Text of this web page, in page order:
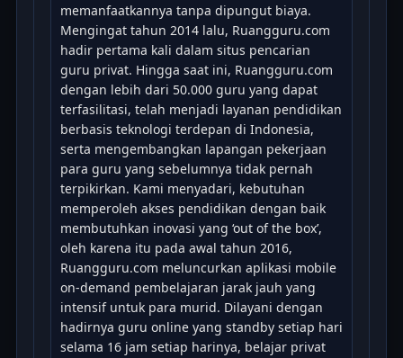
memanfaatkannya tanpa dipungut biaya.
Mengingat tahun 2014 lalu, Ruangguru.com
hadir pertama kali dalam situs pencarian
guru privat. Hingga saat ini, Ruangguru.com
dengan lebih dari 50.000 guru yang dapat
terfasilitasi, telah menjadi layanan pendidikan
berbasis teknologi terdepan di Indonesia,
serta mengembangkan lapangan pekerjaan
para guru yang sebelumnya tidak pernah
terpikirkan. Kami menyadari, kebutuhan
memperoleh akses pendidikan dengan baik
membutuhkan inovasi yang ‘out of the box’,
oleh karena itu pada awal tahun 2016,
Ruangguru.com meluncurkan aplikasi mobile
on-demand pembelajaran jarak jauh yang
intensif untuk para murid. Dilayani dengan
hadirnya guru online yang standby setiap hari
selama 16 jam setiap harinya, belajar privat